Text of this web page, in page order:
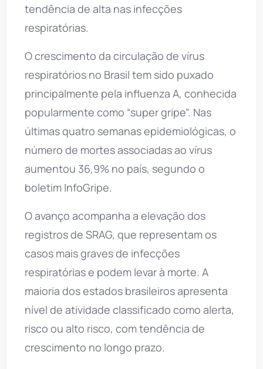
tendência de alta nas infecções
respiratórias.
O crescimento da circulação de vírus
respiratórios no Brasil tem sido puxado
principalmente pela influenza A, conhecida
popularmente como “super gripe”. Nas
últimas quatro semanas epidemiológicas, o
número de mortes associadas ao vírus
aumentou 36,9% no país, segundo o
boletim InfoGripe.
O avanço acompanha a elevação dos
registros de SRAG, que representam os
casos mais graves de infecções
respiratórias e podem levar à morte. A
maioria dos estados brasileiros apresenta
nível de atividade classificado como alerta,
risco ou alto risco, com tendência de
crescimento no longo prazo.